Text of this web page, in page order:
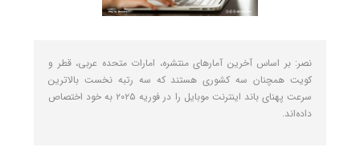
نصر: بر اساس آخرین آمارهای منتشره، امارات متحده عربی، قطر و
کویت همچنان سه کشوری هستند که سه رتبه نخست بالاترین
سرعت پهنای باند اینترنت موبایل را در فوریه ۲۰۲۵ به خود اختصاص
داده‌اند.